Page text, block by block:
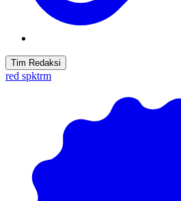
Tim Redaksi
red spktrm